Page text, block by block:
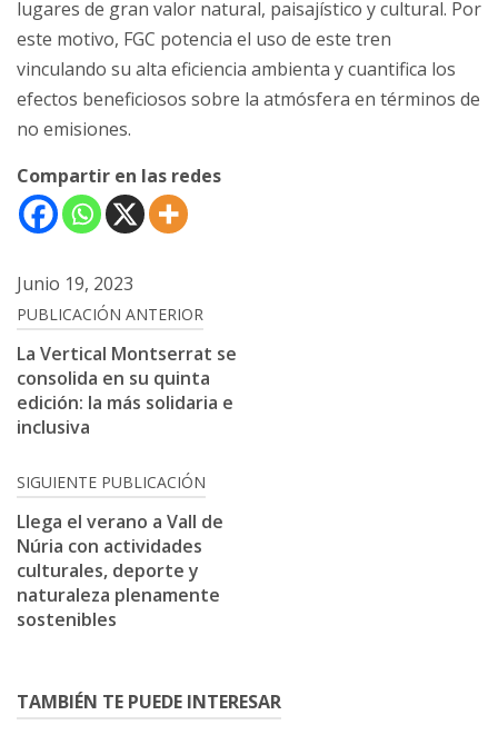
lugares de gran valor natural, paisajístico y cultural. Por
este motivo, FGC potencia el uso de este tren
vinculando su alta eficiencia ambienta y cuantifica los
efectos beneficiosos sobre la atmósfera en términos de
no emisiones.
Compartir en las redes
Junio 19, 2023
Navegación
de
entradas
PUBLICACIÓN ANTERIOR
La Vertical Montserrat se
consolida en su quinta
edición: la más solidaria e
inclusiva
SIGUIENTE PUBLICACIÓN
Llega el verano a Vall de
Núria con actividades
culturales, deporte y
naturaleza plenamente
sostenibles
TAMBIÉN TE PUEDE INTERESAR